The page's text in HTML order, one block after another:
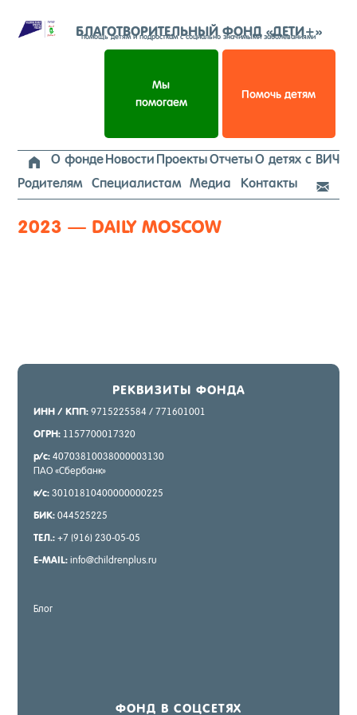
к
содержимому
БЛАГОТВОРИТЕЛЬНЫЙ ФОНД «ДЕТИ+»
помощь детям и подросткам с социально значимыми заболеваниями
Мы
помогаем
Помочь детям
 О фондеНовости ПроектыОтчетыО детях с ВИЧ
Родителям
Специалистам Медиа Контакты 
2023 — DAILY MOSCOW
РЕК­ВИ­ЗИТЫ ФОН­ДА
ИНН / КПП: 9715225584 / 771601001
ОГРН: 1157700017320
р/с: 40703810038000003130
ПАО «Сбер­банк»
к/с: 30101810400000000225
БИК: 044525225
ТЕЛ.: +7 (916) 230-05-05
E-MAIL: info@childrenplus.ru
Блог
ФОНД В СОЦ­СЕ­ТЯХ